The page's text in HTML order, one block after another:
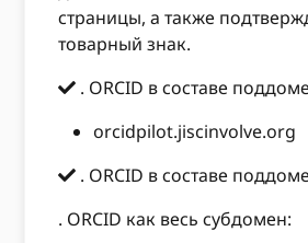
страницы, а также
товарный знак.
. ORCID в составе
orcidpilot.jiscinvolve.org
. ORCID в составе
. ORCID как весь субдомен: